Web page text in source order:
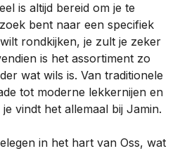
is altijd bereid om je te
bent naar een specifiek
rondkijken, je zult je zeker
is het assortiment zo
wat wils is. Van traditionele
tot moderne lekkernijen en
vindt het allemaal bij Jamin.
in het hart van Oss, wat